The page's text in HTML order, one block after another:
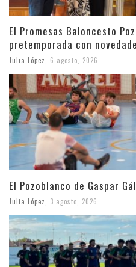
El Promesas Baloncesto
pretemporada con
Julia López 6 agosto, 2026
El Pozoblanco de Gaspar
Julia López 3 agosto, 2026